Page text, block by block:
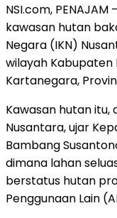
NSI.com,
kawasan hutan
Negara (IKN)
wilayah Kabupaten
Kartanegara,
Kawasan hutan itu,
Nusantara, ujar
Bambang
dimana lahan
berstatus hutan
Penggunaan Lain